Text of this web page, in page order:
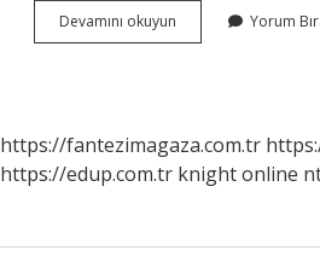
Devamını okuyun Mahmut
Tuncer
Yorum
https://fantezimagaza.com.tr
https://edup.com.tr knight online